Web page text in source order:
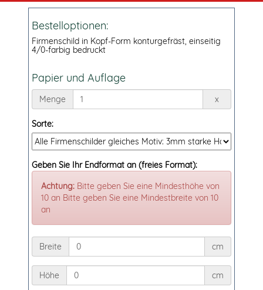
Bestelloptionen:
Firmenschild in Kopf-Form konturgefräst, einseitig
4/0-farbig bedruckt
Papier und Auflage
Menge
Menge x
Sorte:
Geben Sie Ihr Endformat an (freies Format):
Achtung:Bitte geben Sie eine Mindesthöhe von
10 an Bitte geben Sie eine Mindestbreite von 10
an
Breite
Breite cm
Höhe
Höhe cm